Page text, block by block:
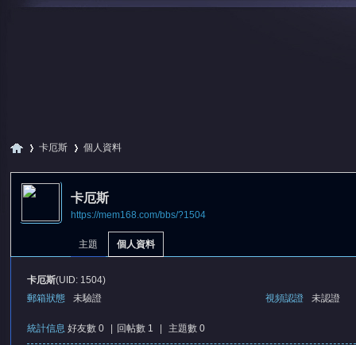
卡厄斯 個人資料
卡厄斯
https://mem168.com/bbs/?1504
主題 個人資料
卡厄斯(UID: 1504)
郵箱狀態
未驗證 視頻認證 未認證
統計信息 好友數 0 回帖數 1 主題數 0